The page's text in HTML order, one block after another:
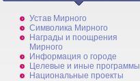
Устав Мирного
Символика Мирного
Награды и поощрения
Мирного
Информация о городе
Целевые и иные программы
Национальные проекты